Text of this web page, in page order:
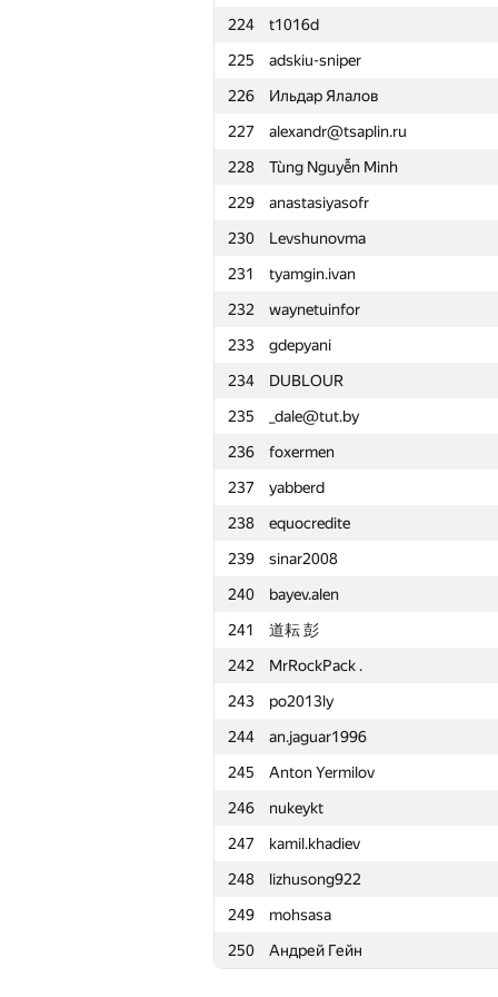
224
t1016d
225
adskiu-sniper
226
Ильдар Ялалов
227
alexandr@tsaplin.ru
228
Tùng Nguyễn Minh
229
anastasiyasofr
230
Levshunovma
231
tyamgin.ivan
232
waynetuinfor
233
gdepyani
234
DUBLOUR
235
_dale@tut.by
236
foxermen
237
yabberd
238
equocredite
239
sinar2008
240
bayev.alen
241
道耘 彭
242
MrRockPack .
243
po2013ly
244
an.jaguar1996
245
Anton Yermilov
246
nukeykt
247
kamil.khadiev
248
lizhusong922
249
mohsasa
250
Андрей Гейн
201 耿健 張
202
Fadi-Younes
203
kaimakov.kirill
204
nyanspyglu
205
Zailton Sachas
206
yalgor
207
Алексей Дмитриев
208
hamlet.mikaelyan
209
Паша Щеснович
210
alexey.enkov
211
Игорь Балюк
212
Hanit Banga
213
scampish98
214
Vladislav07112000
215
Vikram Singh Panwar
216
slav6302
217
LichSandroLives
218
ilya-pchelintsev1999
219
ctrlalt
220
elitewantsyou
221
vasnikserg
222
subkhangulov2e4a
223
lapinra
224
t1016d
225
adskiu-sniper
226
Ильдар Ялалов
227
alexandr@tsaplin.ru